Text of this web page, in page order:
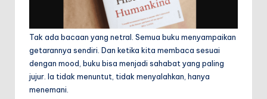
Tak ada bacaan yang netral. Semua buku menyampaikan
getarannya sendiri. Dan ketika kita membaca sesuai
dengan mood, buku bisa menjadi sahabat yang paling
jujur. Ia tidak menuntut, tidak menyalahkan, hanya
menemani.